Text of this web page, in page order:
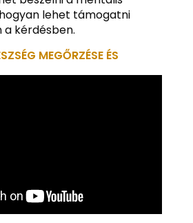
lehet támogatni
kérdésben.
MEGŐRZÉSE ÉS